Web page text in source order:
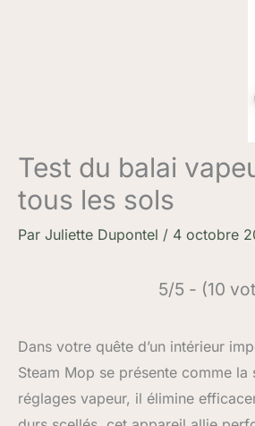
Test du balai
tous les sols
Par Juliette Dupontel / 4 octobre
5/5 - (10
Dans votre quête d’un intérieur
Steam Mop se présente comme
réglages vapeur, il élimine